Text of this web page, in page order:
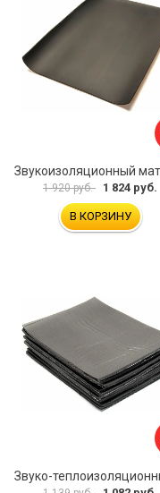
1 920 руб. 1 824 руб.
В КОРЗИНУ